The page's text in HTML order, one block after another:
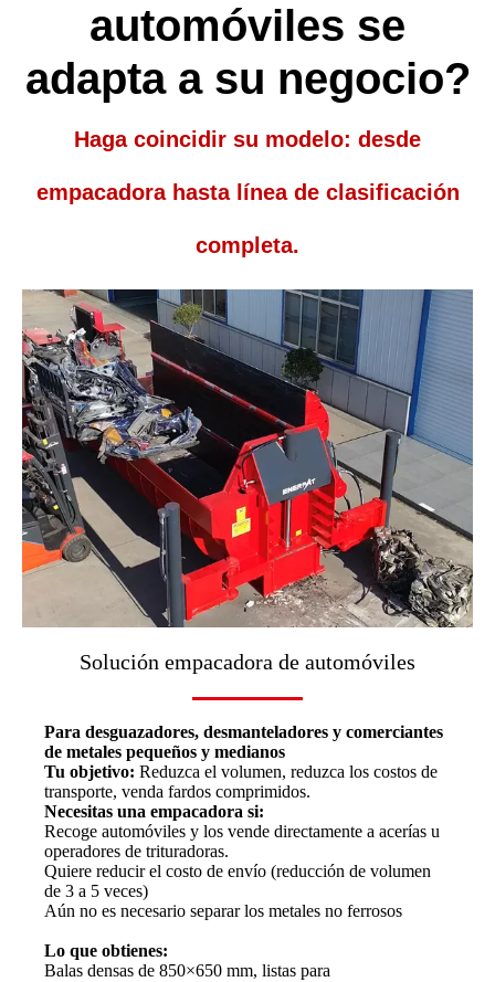
automóviles se
adapta a su negocio?
Haga coincidir su modelo: desde
empacadora hasta línea de clasificación
completa.
Solución empacadora de automóviles
Para desguazadores, desmanteladores y comerciantes
de metales pequeños y medianos
Tu objetivo: Reduzca el volumen, reduzca los costos de
transporte, venda fardos comprimidos.
Necesitas una empacadora si:
Recoge automóviles y los vende directamente a acerías u
operadores de trituradoras.
Quiere reducir el costo de envío (reducción de volumen
de 3 a 5 veces)
Aún no es necesario separar los metales no ferrosos
Lo que obtienes:
Balas densas de 850×650 mm, listas para